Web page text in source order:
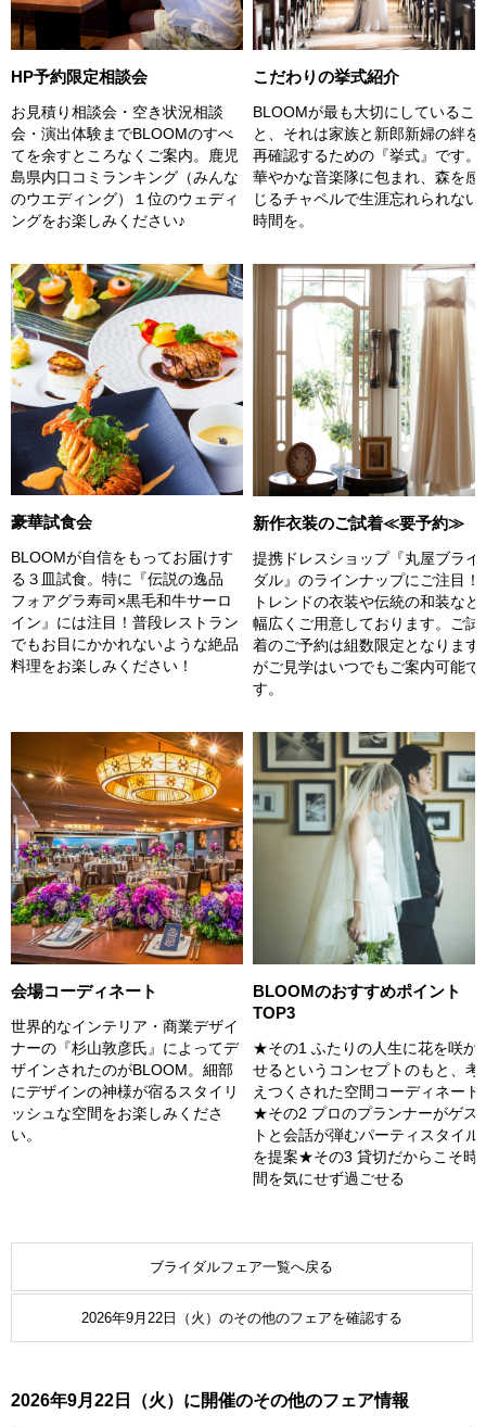
HP予約限定相談会
お見積り相談会・空き状況相談
会・演出体験までBLOOMのすべ
てを余すところなくご案内。鹿児
島県内口コミランキング（みんな
のウエディング）１位のウェディ
ングをお楽しみください♪
こだわりの挙式紹介
BLOOMが最も大切にしているこ
と、それは家族と新郎新婦の絆を
再確認するための『挙式』です。
華やかな音楽隊に包まれ、森を感
じるチャペルで生涯忘れられない
時間を。
豪華試食会
BLOOMが自信をもってお届けす
る３皿試食。特に『伝説の逸品
フォアグラ寿司×黒毛和牛サーロ
イン』には注目！普段レストラン
でもお目にかかれないような絶品
料理をお楽しみください！
新作衣装のご試着≪要予約≫
提携ドレスショップ『丸屋ブライ
ダル』のラインナップにご注目！
トレンドの衣装や伝統の和装など
幅広くご用意しております。ご試
着のご予約は組数限定となります
がご見学はいつでもご案内可能で
す。
会場コーディネート
世界的なインテリア・商業デザイ
ナーの『杉山敦彦氏』によってデ
ザインされたのがBLOOM。細部
にデザインの神様が宿るスタイリ
ッシュな空間をお楽しみくださ
い。
BLOOMのおすすめポイント
TOP3
★その1 ふたりの人生に花を咲か
せるというコンセプトのもと、考
えつくされた空間コーディネート
★その2 プロのプランナーがゲス
トと会話が弾むパーティスタイル
を提案★その3 貸切だからこそ時
間を気にせず過ごせる
ブライダルフェア一覧へ戻る
2026年9月22日（火）のその他のフェアを確認する
2026年9月22日（火）に開催のその他のフェア情報